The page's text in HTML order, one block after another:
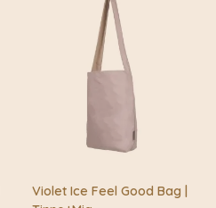
Violet Ice Feel Good Bag |